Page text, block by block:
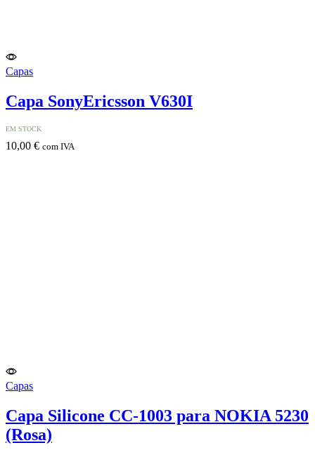
Capas
Capa SonyEricsson V630I
EM STOCK
10,00 € com IVA
Capas
Capa Silicone CC-1003 para NOKIA 5230
(Rosa)